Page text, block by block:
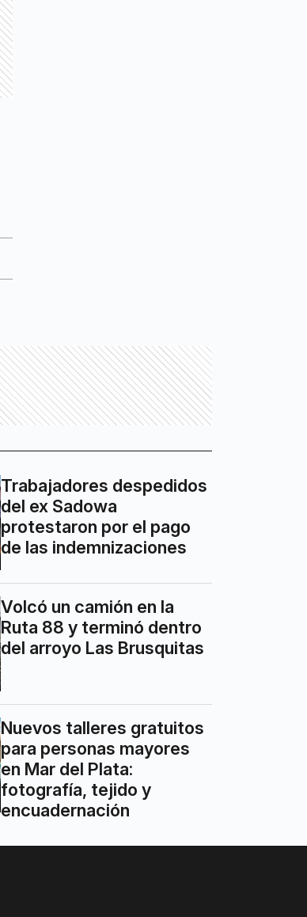
Trabajadores despedidos
del ex Sadowa
protestaron por el pago
de las indemnizaciones
Volcó un camión en la
Ruta 88 y terminó dentro
del arroyo Las Brusquitas
Nuevos talleres gratuitos
para personas mayores
en Mar del Plata:
fotografía, tejido y
encuadernación